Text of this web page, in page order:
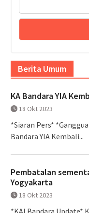
Berita Umum
KA Bandara YIA
18 Okt 2023
*Siaran Pers*
Bandara YIA Kembali...
Pembatalan
Yogyakarta
18 Okt 2023
*KAI Bandara Update*